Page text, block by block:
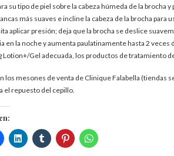
su tipo de piel sobre la cabeza húmeda de la
más suaves e incline la cabeza de la brocha
aplicar presión; deja que la brocha se deslice
en la noche y aumenta paulatinamente hasta 2
Gel adecuada, los productos de tratamiento
los mesones de venta de Clinique Falabella (tiendas
el repuesto del cepillo.
Haz
clic
Haz
clic
Haz
clic
Haz
clic
Haz
clic